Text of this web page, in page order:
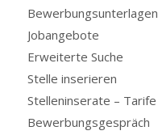
Bewerbungsunterlagen
Jobangebote
Erweiterte Suche
Stelle inserieren
Stelleninserate – Tarife
Bewerbungsgespräch